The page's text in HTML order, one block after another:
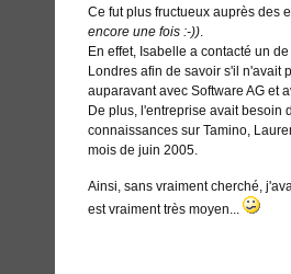
Ce fut plus fructueux auprès des
encore une fois :-)).
En effet, Isabelle a contacté un
Londres afin de savoir s'il n'avait
auparavant avec Software AG et
De plus, l'entreprise avait besoin
connaissances sur Tamino,
mois de juin 2005.
Ainsi, sans vraiment cherché,
est vraiment très moyen...